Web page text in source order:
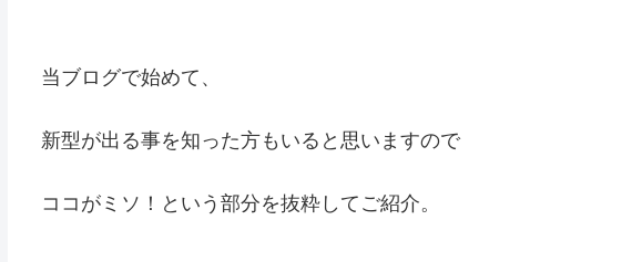
当ブログで始めて、
新型が出る事を知った方もいると思いますので
ココがミソ！という部分を抜粋してご紹介。